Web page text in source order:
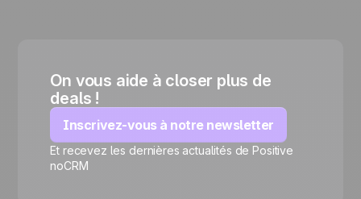
On vous aide à closer plus de
deals !
Inscrivez-vous à notre newsletter
Et recevez les dernières actualités de Positive
noCRM